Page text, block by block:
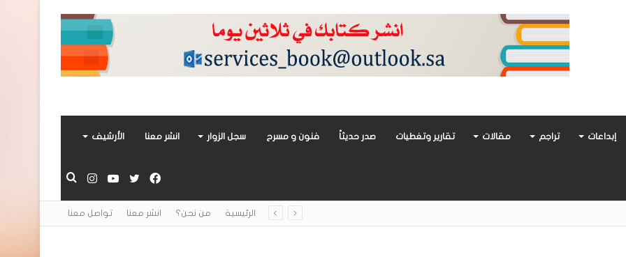
إبداعات تراجم مقالات تقارير وتغطيات صدر حديثاً فنون و مسرح سجل الزوار انشر معنا الأرشيف
بحث
انستقراميوتيوبتويتر
فيسبوك
الرئيسية من نحن؟ انشر معنا تواصل معنا